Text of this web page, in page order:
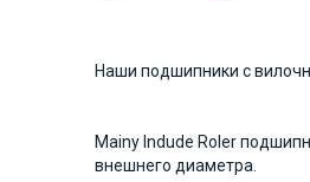
Наши подшипники с
Mainy Indude Roler
внешнего диаметра.